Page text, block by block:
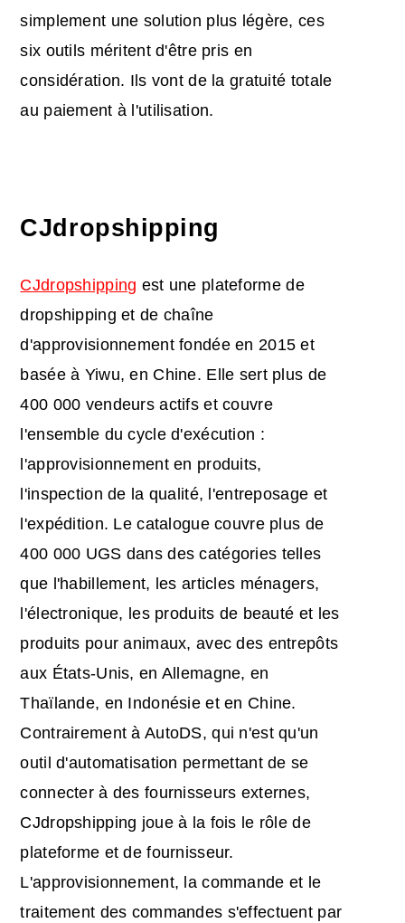
simplement une solution plus légère, ces
six outils méritent d'être pris en
considération. Ils vont de la gratuité totale
au paiement à l'utilisation.
CJdropshipping
CJdropshipping est une plateforme de
dropshipping et de chaîne
d'approvisionnement fondée en 2015 et
basée à Yiwu, en Chine. Elle sert plus de
400 000 vendeurs actifs et couvre
l'ensemble du cycle d'exécution :
l'approvisionnement en produits,
l'inspection de la qualité, l'entreposage et
l'expédition. Le catalogue couvre plus de
400 000 UGS dans des catégories telles
que l'habillement, les articles ménagers,
l'électronique, les produits de beauté et les
produits pour animaux, avec des entrepôts
aux États-Unis, en Allemagne, en
Thaïlande, en Indonésie et en Chine.
Contrairement à AutoDS, qui n'est qu'un
outil d'automatisation permettant de se
connecter à des fournisseurs externes,
CJdropshipping joue à la fois le rôle de
plateforme et de fournisseur.
L'approvisionnement, la commande et le
traitement des commandes s'effectuent par